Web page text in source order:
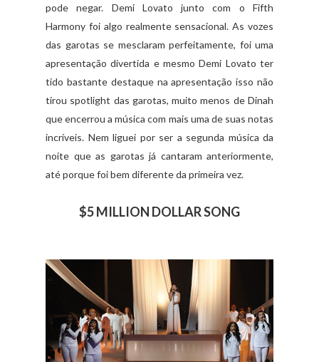
pode negar. Demi Lovato junto com o Fifth
Harmony foi algo realmente sensacional. As vozes
das garotas se mesclaram perfeitamente, foi uma
apresentação divertida e mesmo Demi Lovato ter
tido bastante destaque na apresentação isso não
tirou spotlight das garotas, muito menos de Dinah
que encerrou a música com mais uma de suas notas
incríveis. Nem liguei por ser a segunda música da
noite que as garotas já cantaram anteriormente,
até porque foi bem diferente da primeira vez.
$5 MILLION DOLLAR SONG